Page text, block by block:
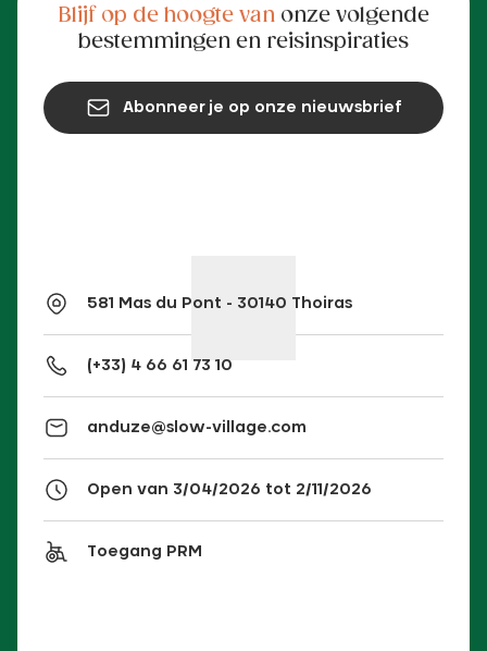
581 Mas du Pont - 30140 Thoiras
(+33) 4 66 61 73 10
anduze@slow-village.com
Open van 3/04/2026 tot 2/11/2026
Toegang PRM
Blijf op de hoogte van onze volgende
bestemmingen en reisinspiraties
Abonneer je op onze nieuwsbrief